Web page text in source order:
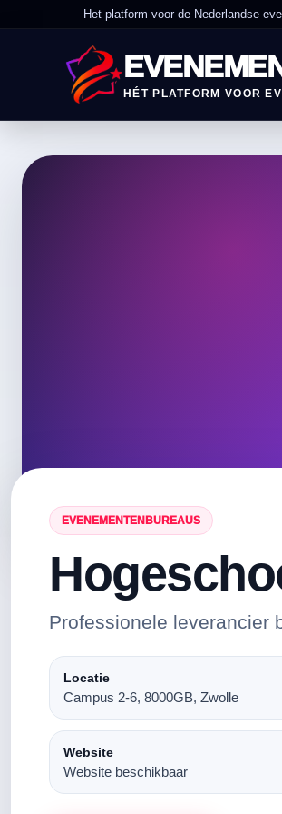
Het platform voor de Nederlandse
HÉT PLATFORM VOOR
EVENEMENTENBUREAUS
Professionele leverancier
Locatie
Campus 2-6, 8000GB, Zwolle
Website
Website beschikbaar